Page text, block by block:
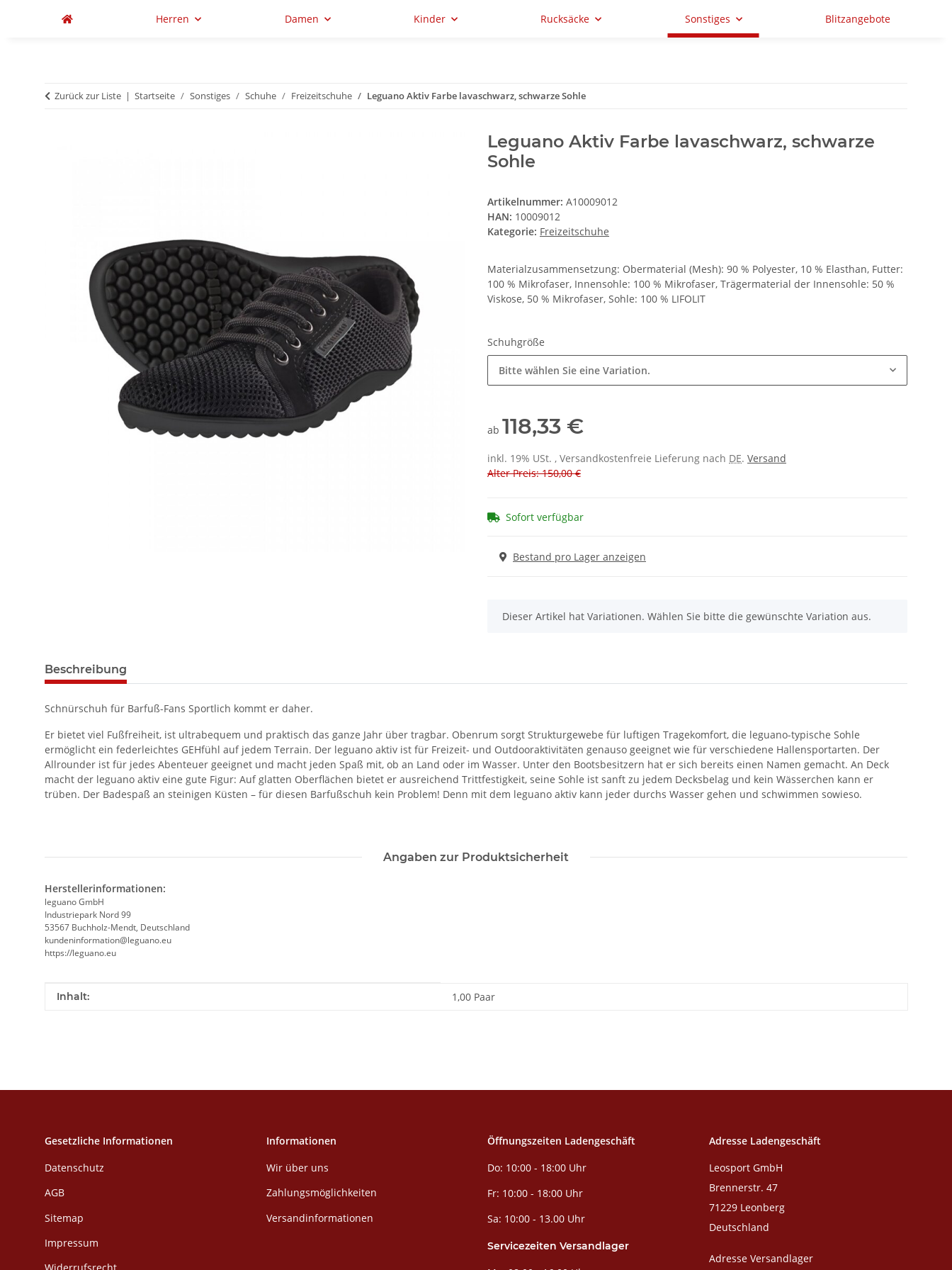
Herren Damen Kinder Rucksäcke Sonstiges Blitzangebote
Zurück zur Liste Startseite Sonstiges Schuhe Freizeitschuhe Leguano Aktiv Farbe lavaschwarz, schwarze Sohle
Leguano Aktiv Farbe lavaschwarz, schwarze
Sohle
Artikelnummer: A10009012
HAN: 10009012
Kategorie: Freizeitschuhe
Materialzusammensetzung: Obermaterial (Mesh): 90 % Polyester, 10 % Elasthan, Futter:
100 % Mikrofaser, Innensohle: 100 % Mikrofaser, Trägermaterial der Innensohle: 50 %
Viskose, 50 % Mikrofaser, Sohle: 100 % LIFOLIT
Schuhgröße
Bitte wählen Sie eine Variation.
ab 118,33 €
inkl. 19% USt. , Versandkostenfreie Lieferung nach DE. Versand
Alter Preis: 150,00 €
Sofort verfügbar
Bestand pro Lager anzeigen
x
Dieser Artikel hat Variationen. Wählen Sie bitte die gewünschte Variation aus.
Beschreibung
Schnürschuh für Barfuß-Fans Sportlich kommt er daher.
Er bietet viel Fußfreiheit, ist ultrabequem und praktisch das ganze Jahr über tragbar. Obenrum sorgt Strukturgewebe für luftigen Tragekomfort, die leguano-typische Sohle
ermöglicht ein federleichtes GEHfühl auf jedem Terrain. Der leguano aktiv ist für Freizeit- und Outdooraktivitäten genauso geeignet wie für verschiedene Hallensportarten. Der
Allrounder ist für jedes Abenteuer geeignet und macht jeden Spaß mit, ob an Land oder im Wasser. Unter den Bootsbesitzern hat er sich bereits einen Namen gemacht. An Deck
macht der leguano aktiv eine gute Figur: Auf glatten Oberflächen bietet er ausreichend Trittfestigkeit, seine Sohle ist sanft zu jedem Decksbelag und kein Wässerchen kann er
trüben. Der Badespaß an steinigen Küsten – für diesen Barfußschuh kein Problem! Denn mit dem leguano aktiv kann jeder durchs Wasser gehen und schwimmen sowieso.
Angaben zur Produktsicherheit
Herstellerinformationen:
leguano GmbH
Industriepark Nord 99
53567 Buchholz-Mendt, Deutschland
kundeninformation@leguano.eu
https://leguano.eu
Produkteigenschaft
Wert
Inhalt: 1,00 Paar
Gesetzliche Informationen
Datenschutz
AGB
Sitemap
Impressum
Informationen
Wir über uns
Zahlungsmöglichkeiten
Versandinformationen
Öffnungszeiten Ladengeschäft
Do: 10:00 - 18:00 Uhr
Fr: 10:00 - 18:00 Uhr
Sa: 10:00 - 13.00 Uhr
Servicezeiten Versandlager
Adresse Ladengeschäft
Leosport GmbH
Brennerstr. 47
71229 Leonberg
Deutschland
Adresse Versandlager